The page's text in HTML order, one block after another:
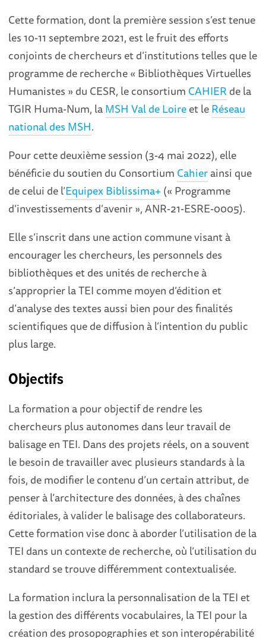
Cette formation, dont la première session s’est tenue
les 10-11 septembre 2021, est le fruit des efforts
conjoints de chercheurs et d’institutions telles que le
programme de recherche « Bibliothèques Virtuelles
Humanistes » du CESR, le consortium CAHIER de la
TGIR Huma-Num, laMSH Val de Loireet leRéseau
national des MSH.
Pour cette deuxième session (3-4 mai 2022), elle
bénéficie du soutien du Consortium Cahierainsi que
de celui de l’Equipex Biblissima+(« Programme
d’investissements d’avenir », ANR-21-ESRE-0005).
Elle s’inscrit dans une action commune visant à
encourager les chercheurs, les personnels des
bibliothèques et des unités de recherche à
s’approprier la TEI comme moyen d’édition et
d’analyse des textes aussi bien pour des finalités
scientifiques que de diffusion à l’intention du public
plus large.
Objectifs
La formation a pour objectif de rendre les
chercheurs plus autonomes dans leur travail de
balisage en TEI. Dans des projets réels, on a souvent
le besoin de travailler avec plusieurs standards à la
fois, de modifier le contenu d’un certain attribut, de
penser à l’architecture des données, à des chaînes
éditoriales, à valider le balisage des collaborateurs.
Cette formation vise donc à aborder l’utilisation de la
TEI dans un contexte de recherche, où l’utilisation du
standard se trouve différemment contextualisée.
La formation inclura la personnalisation de la TEI et
la gestion des différents vocabulaires, la TEI pour la
création des prosopographies et son interopérabilité